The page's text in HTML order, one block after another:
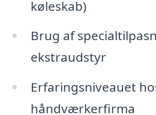
køleskab)
Brug af
ekstraudstyr
Erfaringsniveauet
håndværkerfirma